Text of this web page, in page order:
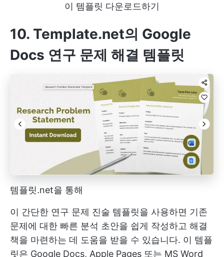
이 템플릿 다운로드하기
10. Template.net의 Google
Docs 연구 문제 해결 템플릿
템플릿.net을 통해
이 간단한 연구 문제 진술 템플릿을 사용하면 기존
문제에 대한 빠른 분석 초안을 쉽게 작성하고 해결
책을 마련하는 데 도움을 받을 수 있습니다. 이 템플
릿은 Google Docs, Apple Pages 또는 MS Word